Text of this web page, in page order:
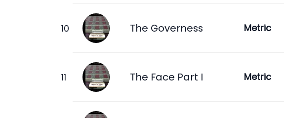
The Governess Metric
The Face Part I Metric